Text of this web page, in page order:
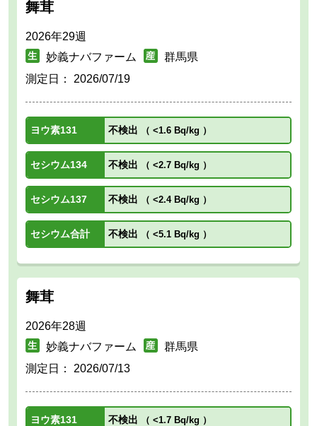
舞茸
2026年29週
妙義ナバファーム
群馬県
測定日： 2026/07/19
ヨウ素131 不検出 （ <1.6 Bq/kg ）
セシウム134 不検出 （ <2.7 Bq/kg ）
セシウム137 不検出 （ <2.4 Bq/kg ）
セシウム合計 不検出 （ <5.1 Bq/kg ）
舞茸
2026年28週
妙義ナバファーム
群馬県
測定日： 2026/07/13
ヨウ素131 不検出 （ <1.7 Bq/kg ）